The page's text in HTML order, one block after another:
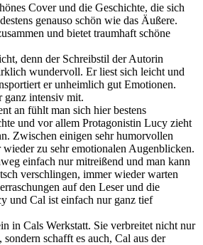
Cover und die Geschichte, die sich
genauso schön wie das Äußere.
und bietet traumhaft schöne
denn der Schreibstil der Autorin
wundervoll. Er liest sich leicht und
er unheimlich gut Emotionen.
ganz intensiv mit.
an fühlt man sich hier bestens
und vor allem Protagonistin Lucy zieht
Zwischen einigen sehr humorvollen
wieder zu sehr emotionalen Augenblicken.
einfach nur mitreißend und man kann
verschlingen, immer wieder warten
auf den Leser und die
und Cal ist einfach nur ganz tief
in Cals Werkstatt. Sie verbreitet nicht nur
schafft es auch, Cal aus der